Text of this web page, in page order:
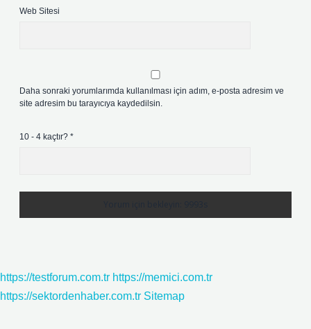
Web Sitesi
Daha sonraki yorumlarımda kullanılması için adım, e-posta adresim ve
site adresim bu tarayıcıya kaydedilsin.
10 - 4 kaçtır? *
https://testforum.com.tr https://memici.com.tr
https://sektordenhaber.com.tr Sitemap